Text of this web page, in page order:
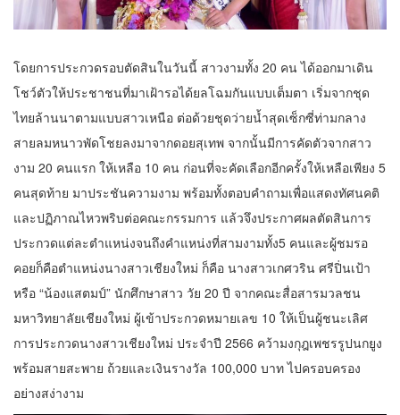
โดยการประกวดรอบตัดสินในวันนี้ สาวงามทั้ง 20 คน ได้ออกมาเดิน
โชว์ตัวให้ประชาชนที่มาเฝ้ารอได้ยลโฉมกันแบบเต็มตา เริ่มจากชุด
ไทยล้านนาตามแบบสาวเหนือ ต่อด้วยชุดว่ายน้ำสุดเซ็กซี่ท่ามกลาง
สายลมหนาวพัดโชยลงมาจากดอยสุเทพ จากนั้นมีการคัดตัวจากสาว
งาม 20 คนแรก ให้เหลือ 10 คน ก่อนที่จะคัดเลือกอีกครั้งให้เหลือเพียง 5
คนสุดท้าย มาประชันความงาม พร้อมทั้งตอบคำถามเพื่อแสดงทัศนคติ
และปฏิภาณไหวพริบต่อคณะกรรมการ แล้วจึงประกาศผลตัดสินการ
ประกวดแต่ละตำแหน่งจนถึงคำแหน่งที่สามงามทั้ง5 คนและผู้ชมรอ
คอยก็คือตำแหน่งนางสาวเชียงใหม่ ก็คือ นางสาวเกศวริน ศรีปิ่นเป้า
หรือ “น้องแสตมป์” นักศึกษาสาว วัย 20 ปี จากคณะสื่อสารมวลชน
มหาวิทยาลัยเชียงใหม่ ผู้เข้าประกวดหมายเลข 10 ให้เป็นผู้ชนะเลิศ
การประกวดนางสาวเชียงใหม่ ประจำปี 2566 คว้ามงกุฎเพชรรูปนกยูง
พร้อมสายสะพาย ถ้วยและเงินรางวัล 100,000 บาท ไปครอบครอง
อย่างสง่างาม